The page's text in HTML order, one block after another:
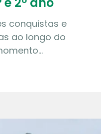
conquistas e
ao longo do